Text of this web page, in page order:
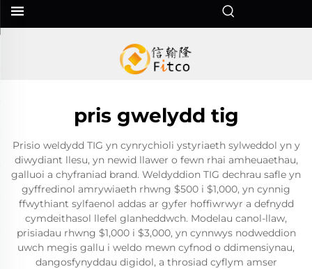
pris gwelydd tig
Prisio weldydd TIG yn cynrychioli ystyriaeth sylweddol yn y
diwydiant llesu, yn newid llawer o fewn rhai amheuaethau,
galluoi a chyfraniad brand. Weldyddion TIG dechrau safle yn
gyffredinol amrywiaeth rhwng $500 i $1,000, yn cynnig
ffwythiant sylfaenol addas ar gyfer hoffiwrwyr a defnydd
cymdeithasol llefel glanheddwch. Modelau canol-llaw,
prisiadau rhwng $1,000 i $3,000, yn cynnwys nodweddion
uwch megis gallu i weldo mewn cyfnod o ddimensiynau,
dangosfynyddau digidol, a throsiad cyflym amser